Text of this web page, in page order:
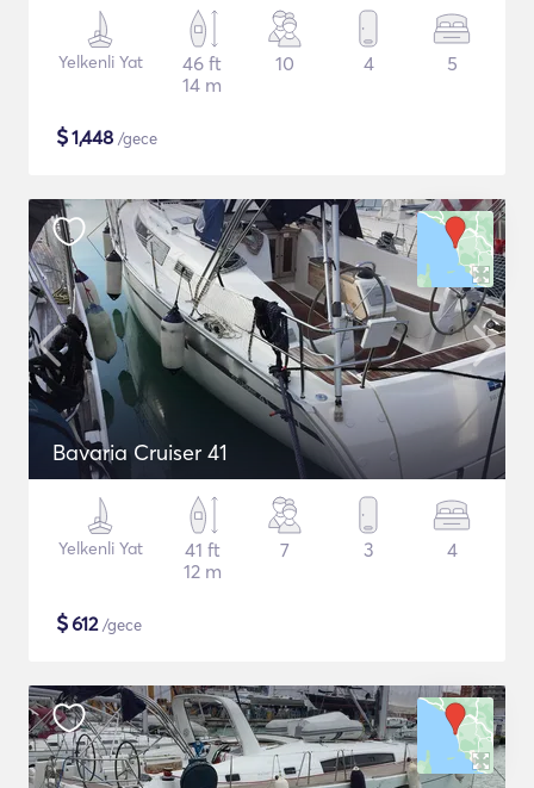
Yelkenli Yat
46 ft
14 m
10 4 5
$1,448 /gece
Bavaria Cruiser 41
Yelkenli Yat
41 ft
12 m
7 3 4
$612/gece